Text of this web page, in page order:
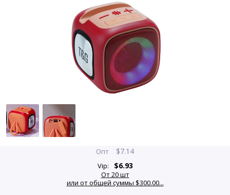
Опт $7.14
Vip: $6.93
От 20 шт
или от общей суммы $300.00...